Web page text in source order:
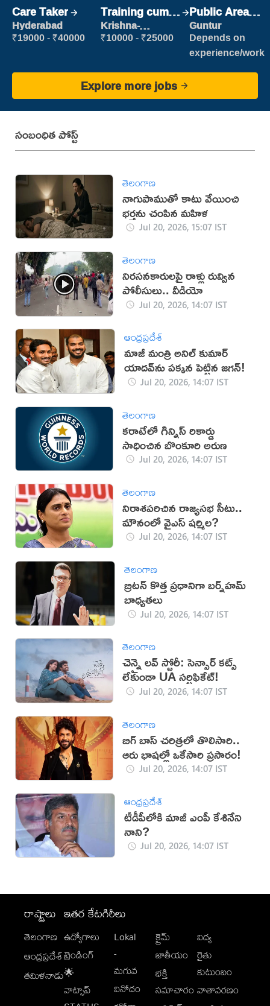
Care Taker
Hyderabad
₹19000 - ₹40000
Training cum
Placement
Krishna-
vijayawada
₹10000 - ₹25000
Public Area
Cleaner
Guntur
Depends on
experience/work
Explore more jobs
సంబంధిత పోస్ట్
తెలంగాణ
నాగుపాముతో కాటు వేయించి
భర్తను చంపిన మహిళ
Jul 20, 2026, 15:07 IST
తెలంగాణ
నిరసనకారులపై రాళ్లు రువ్విన
పోలీసులు.. వీడియో
Jul 20, 2026, 14:07 IST
ఆంధ్రప్రదేశ్
మాజీ మంత్రి అనిల్ కుమార్
యాదవ్‌ను పక్కన పెట్టిన జగన్!
Jul 20, 2026, 14:07 IST
తెలంగాణ
కరాటేలో గిన్నిస్ రికార్డు
సాధించిన బొంకూరి అరుణ
Jul 20, 2026, 14:07 IST
తెలంగాణ
నిరాశపరిచిన రాజ్యసభ సీటు..
మౌనంలో వైఎస్ షర్మిల?
Jul 20, 2026, 14:07 IST
తెలంగాణ
బ్రిటన్ కొత్త ప్రధానిగా బర్న్‌హమ్
బాధ్యతలు
Jul 20, 2026, 14:07 IST
తెలంగాణ
చెన్నై లవ్ స్టోరీ: సెన్సార్ కట్స్
లేకుండా UA సర్టిఫికేట్!
Jul 20, 2026, 14:07 IST
తెలంగాణ
బిగ్ బాస్ చరిత్రలో తొలిసారి..
ఆరు భాషల్లో ఒకేసారి ప్రసారం!
Jul 20, 2026, 14:07 IST
ఆంధ్రప్రదేశ్
టీడీపీలోకి మాజీ ఎంపీ కేశినేని
నాని?
Jul 20, 2026, 14:07 IST
రాష్ట్రాలు
తెలంగాణ
ఆంధ్రప్రదేశ్
తమిళనాడు
ఇతర కేటగిరీలు
ఉద్యోగాలు
ట్రెండింగ్
🌟
వాట్సాప్
Lokal
-
మగువ
వినోదం
క్రైమ్
జాతీయం
భక్తి
సమాచారం
విద్య
రైతు
కుటుంబం
వాతావరణం